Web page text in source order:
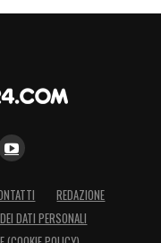
REDAZIONE
DATI PERSONALI